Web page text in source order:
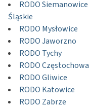
RODO Siemanowice
Śląskie
RODO Mysłowice
RODO Jaworzno
RODO Tychy
RODO Częstochowa
RODO Gliwice
RODO Katowice
RODO Zabrze